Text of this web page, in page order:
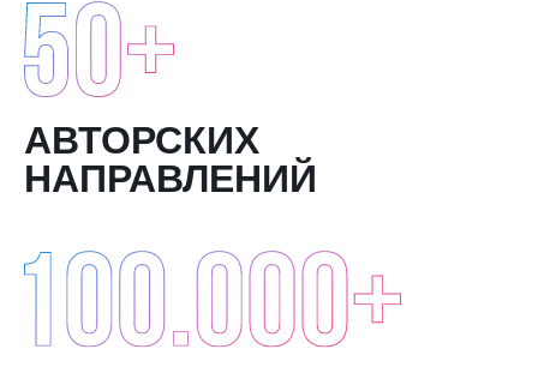
АВТОРСКИХ
НАПРАВЛЕНИЙ